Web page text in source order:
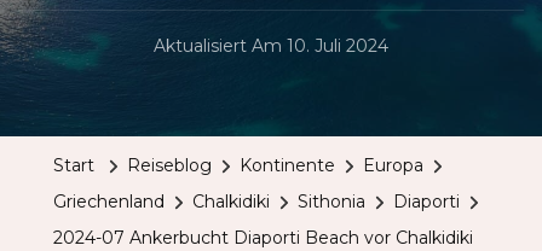
Aktualisiert Am 10. Juli 2024
Start Reiseblog Kontinente
Europa
Griechenland
Chalkidiki Sithonia
Diaporti
2024-07 Ankerbucht Diaporti Beach vor Chalkidiki